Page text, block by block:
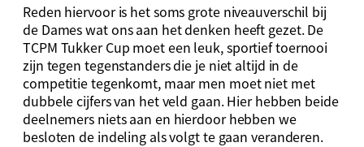
Reden hiervoor is het soms grote niveauverschil bij
de Dames wat ons aan het denken heeft gezet. De
TCPM Tukker Cup moet een leuk, sportief toernooi
zijn tegen tegenstanders die je niet altijd in de
competitie tegenkomt, maar men moet niet met
dubbele cijfers van het veld gaan. Hier hebben beide
deelnemers niets aan en hierdoor hebben we
besloten de indeling als volgt te gaan veranderen.